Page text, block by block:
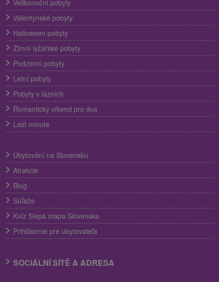
Velikonoční pobyty
Valentýnské pobyty
Halloween pobyty
Zimní lyžařské pobyty
Podzimní pobyty
Letní pobyty
Pobyty v lázních
Romantický víkend pro dva
Last minute
Ubytování na Slovensku
Atrakcie
Blog
Súťaže
Kvíz Slepá mapa Slovenska
Prihlásenie pre ubytovateľa
SOCIÁLNÍ SÍTĚ A ADRESA